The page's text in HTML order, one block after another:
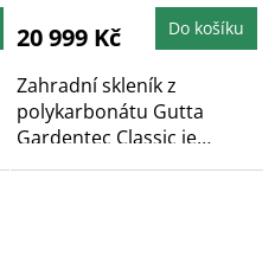
4,5
z
hvězdiček.
20 999 Kč Do košíku
Zahradní skleník z
polykarbonátu Gutta
Gardentec Classic je
obloukový zahradní